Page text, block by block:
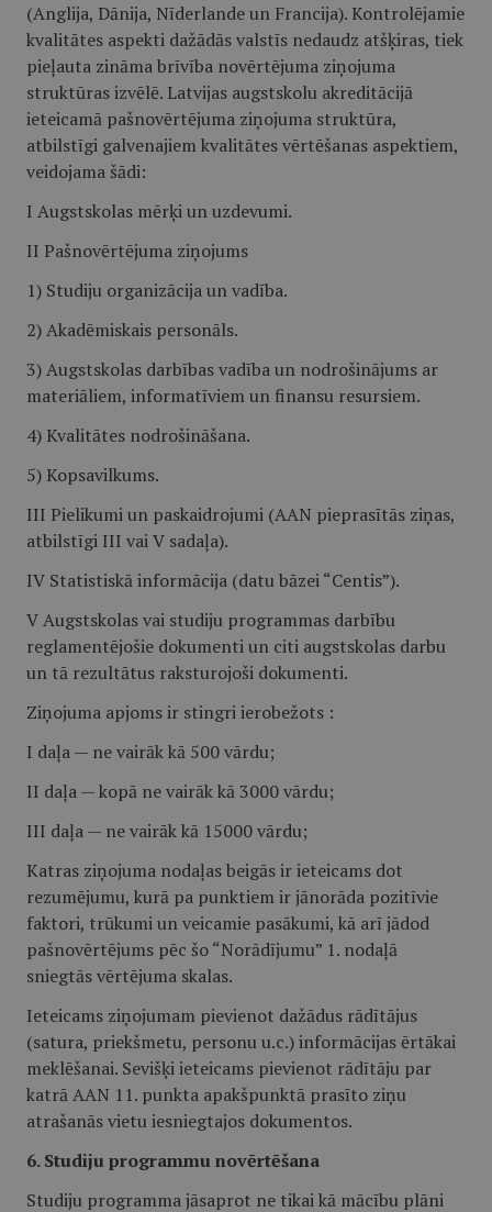
(Anglija, Dānija, Nīderlande un Francija). Kontrolējamie
kvalitātes aspekti dažādās valstīs nedaudz atšķiras, tiek
pieļauta zināma brīvība novērtējuma ziņojuma
struktūras izvēlē. Latvijas augstskolu akreditācijā
ieteicamā pašnovērtējuma ziņojuma struktūra,
atbilstīgi galvenajiem kvalitātes vērtēšanas aspektiem,
veidojama šādi:
I Augstskolas mērķi un uzdevumi.
II Pašnovērtējuma ziņojums
1) Studiju organizācija un vadība.
2) Akadēmiskais personāls.
3) Augstskolas darbības vadība un nodrošinājums ar
materiāliem, informatīviem un finansu resursiem.
4) Kvalitātes nodrošināšana.
5) Kopsavilkums.
III Pielikumi un paskaidrojumi (AAN pieprasītās ziņas,
atbilstīgi III vai V sadaļa).
IV Statistiskā informācija (datu bāzei “Centis”).
V Augstskolas vai studiju programmas darbību
reglamentējošie dokumenti un citi augstskolas darbu
un tā rezultātus raksturojoši dokumenti.
Ziņojuma apjoms ir stingri ierobežots :
I daļa — ne vairāk kā 500 vārdu;
II daļa — kopā ne vairāk kā 3000 vārdu;
III daļa — ne vairāk kā 15000 vārdu;
Katras ziņojuma nodaļas beigās ir ieteicams dot
rezumējumu, kurā pa punktiem ir jānorāda pozitīvie
faktori, trūkumi un veicamie pasākumi, kā arī jādod
pašnovērtējums pēc šo “Norādījumu” 1. nodaļā
sniegtās vērtējuma skalas.
Ieteicams ziņojumam pievienot dažādus rādītājus
(satura, priekšmetu, personu u.c.) informācijas ērtākai
meklēšanai. Sevišķi ieteicams pievienot rādītāju par
katrā AAN 11. punkta apakšpunktā prasīto ziņu
atrašanās vietu iesniegtajos dokumentos.
6. Studiju programmu novērtēšana
Studiju programma jāsaprot ne tikai kā mācību plāni